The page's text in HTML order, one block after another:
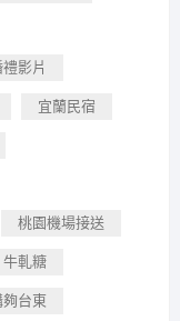
影片
宜蘭民宿
桃園機場接送
牛軋糖
夠台東